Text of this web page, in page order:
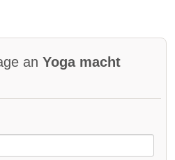
an Yoga macht